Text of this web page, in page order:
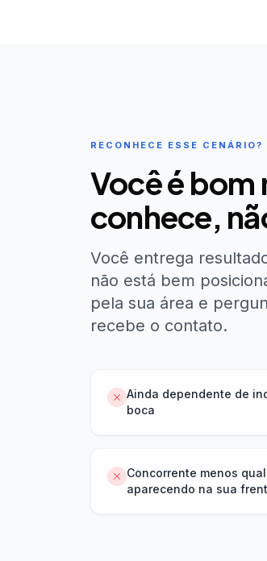
RECONHECE ESSE CENÁRIO?
Você é bom
conhece,
Você entrega
não está bem
pela sua área e
recebe o contato.
Ainda dependente de
boca
Concorrente menos
aparecendo na sua